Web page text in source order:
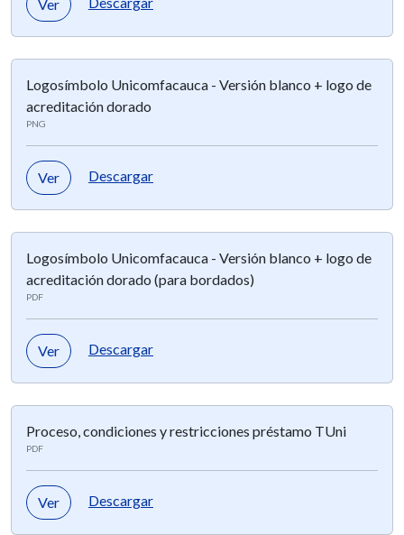
Ver
Logosímbolo Unicomfacauca - Versión blanco + logo de
acreditación dorado
PNG
Ver Descargar
Logosímbolo Unicomfacauca - Versión blanco + logo de
acreditación dorado (para bordados)
PDF
Ver Descargar
Proceso, condiciones y restricciones préstamo TUni
PDF
Ver Descargar